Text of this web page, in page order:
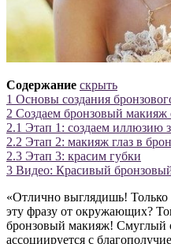
Содержание скрыть
1 Основы создания
2 Создаем бронзовый макияж
2.1 Этап 1: создаем иллюзию
2.2 Этап 2: макияж глаз в
2.3 Этап 3: красим губки
3 Видео: Красивый
«Отлично выглядишь! Только
эту фразу от окружающих?
бронзовый макияж! Смуглый
ассоциируется с